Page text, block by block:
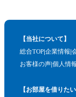
【当社について】
総合TOP 企業情報
お客様の声 個人情
【お部屋を借りたい